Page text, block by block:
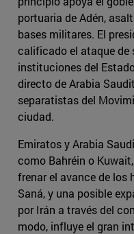
portuaria de Adén,
bases militares. El
calificado el ataque de
instituciones del
directo de Arabia
separatistas del
ciudad.
Emiratos y Arabia
como Bahréin o
frenar el avance de los
Saná, y una posible
por Irán a través del
modo, influye el gran